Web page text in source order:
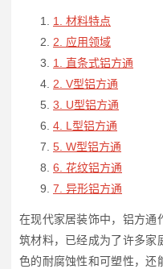
1. 材料特点
2. 应用领域
1. 直条式铝方通
2. V型铝方通
3. U型铝方通
4. L型铝方通
5. W型铝方通
6. 花纹铝方通
7. 异形铝方通
在现代家居装饰中，铝方通
筑材料，已经成为了许多家
色的耐腐蚀性和可塑性，还